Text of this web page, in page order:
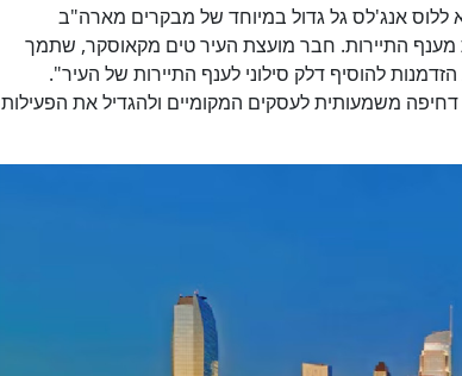
ללוס אנג'לס גל גדול במיוחד של מבקרים מארה"ב
מענף התיירות. חבר מועצת העיר טים מקאוסקר, שתמך
להוסיף דלק סילוני לענף התיירות של העיר".
דחיפה משמעותית לעסקים המקומיים ולהגדיל את הפעילות